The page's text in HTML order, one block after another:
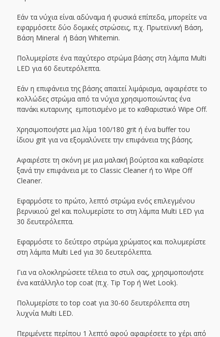
Εάν τα νύχια είναι αδύναμα ή φυσικά επίπεδα, μπορείτε να
εφαρμόσετε δύο δομικές στρώσεις, π.χ. Πρωτεϊνική Βάση,
Βάση Mineral ή Βάση Whitemin.
Πολυμερίστε ένα παχύτερο στρώμα βάσης στη λάμπα Multi
LED για 60 δευτερόλεπτα.
Εάν η επιφάνεια της βάσης απαιτεί λιμάρισμα, αφαιρέστε το
κολλώδες στρώμα από τα νύχια χρησιμοποιώντας ένα
πανάκι κυταρινης εμποτισμένο με το καθαριστικό Wipe Off.
Χρησιμοποιήστε μια λίμα 100/180 grit ή ένα buffer του
ίδιου grit για να εξομαλύνετε την επιφάνεια της βάσης.
Αφαιρέστε τη σκόνη με μια μαλακή βούρτσα και καθαρίστε
ξανά την επιφάνεια με το Classic Cleaner ή το Wipe Off
Cleaner.
Εφαρμόστε το πρώτο, λεπτό στρώμα ενός επιλεγμένου
βερνικιού gel και πολυμερίστε το στη λάμπα Multi LED για
30 δευτερόλεπτα.
Εφαρμόστε το δεύτερο στρώμα χρώματος και πολυμερίστε
στη λάμπα Multi Led για 30 δευτερόλεπτα.
Για να ολοκληρώσετε τέλεια το στυλ σας, χρησιμοποιήστε
ένα κατάλληλο top coat (π.χ. Tip Top ή Wet Look).
Πολυμερίστε το top coat για 30-60 δευτερόλεπτα στη
λυχνία Multi LED.
Περιμένετε περίπου 1 λεπτό αφού αφαιρέσετε το χέρι από